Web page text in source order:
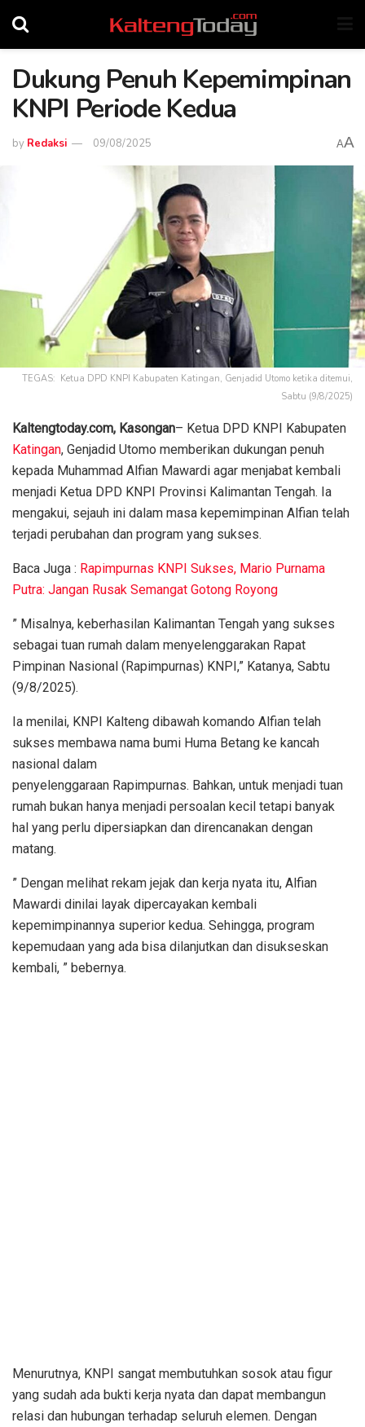
Dukung Penuh Kepemimpinan
KNPI Periode Kedua
by Redaksi 09/08/2025 AA
TEGAS: Ketua DPD KNPI Kabupaten Katingan, Genjadid Utomo ketika ditemui,
Sabtu (9/8/2025)
Kaltengtoday.com, Kasongan– Ketua DPD KNPI Kabupaten
Katingan, Genjadid Utomo memberikan dukungan penuh
kepada Muhammad Alfian Mawardi agar menjabat kembali
menjadi Ketua DPD KNPI Provinsi Kalimantan Tengah. Ia
mengakui, sejauh ini dalam masa kepemimpinan Alfian telah
terjadi perubahan dan program yang sukses.
Baca Juga : Rapimpurnas KNPI Sukses, Mario Purnama
Putra: Jangan Rusak Semangat Gotong Royong
” Misalnya, keberhasilan Kalimantan Tengah yang sukses
sebagai tuan rumah dalam menyelenggarakan Rapat
Pimpinan Nasional (Rapimpurnas) KNPI,” Katanya, Sabtu
(9/8/2025).
Ia menilai, KNPI Kalteng dibawah komando Alfian telah
sukses membawa nama bumi Huma Betang ke kancah
nasional dalam
penyelenggaraan Rapimpurnas. Bahkan, untuk menjadi tuan
rumah bukan hanya menjadi persoalan kecil tetapi banyak
hal yang perlu dipersiapkan dan direncanakan dengan
matang.
” Dengan melihat rekam jejak dan kerja nyata itu, Alfian
Mawardi dinilai layak dipercayakan kembali
kepemimpinannya superior kedua. Sehingga, program
kepemudaan yang ada bisa dilanjutkan dan disukseskan
kembali, ” bebernya.
Menurutnya, KNPI sangat membutuhkan sosok atau figur
yang sudah ada bukti kerja nyata dan dapat membangun
relasi dan hubungan terhadap seluruh elemen. Dengan